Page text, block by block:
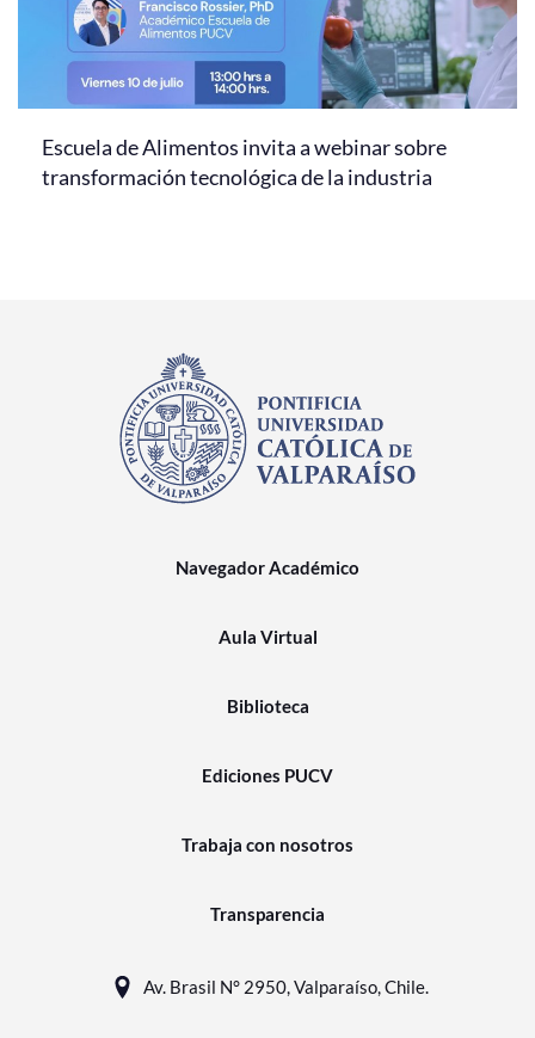
Escuela de Alimentos invita a webinar sobre
transformación tecnológica de la industria
Navegador Académico
Aula Virtual
Biblioteca
Ediciones PUCV
Trabaja con nosotros
Transparencia
Av. Brasil N° 2950, Valparaíso, Chile.